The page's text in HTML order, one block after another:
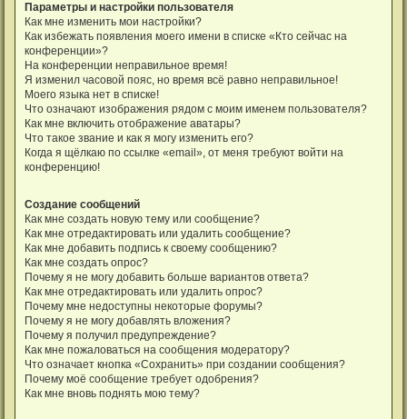
Параметры и настройки пользователя
Как мне изменить мои настройки?
Как избежать появления моего имени в списке «Кто сейчас на
конференции»?
На конференции неправильное время!
Я изменил часовой пояс, но время всё равно неправильное!
Моего языка нет в списке!
Что означают изображения рядом с моим именем пользователя?
Как мне включить отображение аватары?
Что такое звание и как я могу изменить его?
Когда я щёлкаю по ссылке «email», от меня требуют войти на
конференцию!
Создание сообщений
Как мне создать новую тему или сообщение?
Как мне отредактировать или удалить сообщение?
Как мне добавить подпись к своему сообщению?
Как мне создать опрос?
Почему я не могу добавить больше вариантов ответа?
Как мне отредактировать или удалить опрос?
Почему мне недоступны некоторые форумы?
Почему я не могу добавлять вложения?
Почему я получил предупреждение?
Как мне пожаловаться на сообщения модератору?
Что означает кнопка «Сохранить» при создании сообщения?
Почему моё сообщение требует одобрения?
Как мне вновь поднять мою тему?